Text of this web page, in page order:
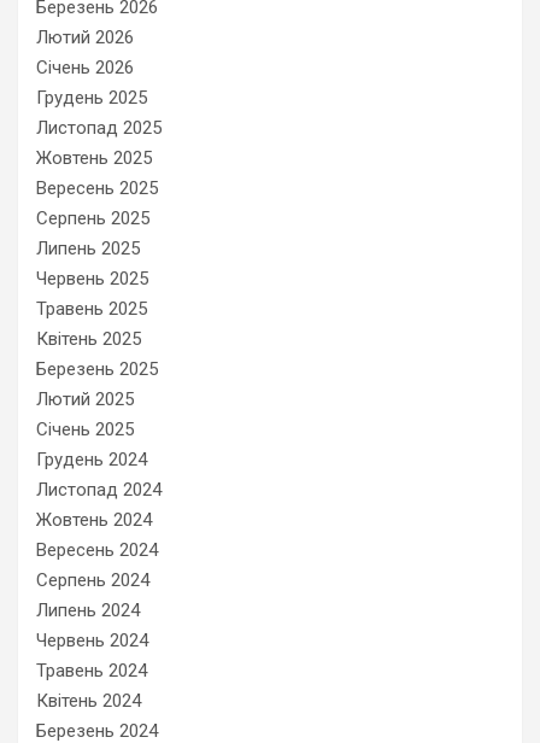
Березень 2026
Лютий 2026
Січень 2026
Грудень 2025
Листопад 2025
Жовтень 2025
Вересень 2025
Серпень 2025
Липень 2025
Червень 2025
Травень 2025
Квітень 2025
Березень 2025
Лютий 2025
Січень 2025
Грудень 2024
Листопад 2024
Жовтень 2024
Вересень 2024
Серпень 2024
Липень 2024
Червень 2024
Травень 2024
Квітень 2024
Березень 2024